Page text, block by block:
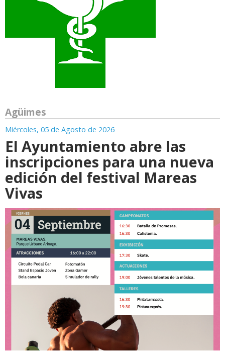
Agüimes
Miércoles, 05 de Agosto de 2026
El Ayuntamiento abre las
inscripciones para una nueva
edición del festival Mareas
Vivas